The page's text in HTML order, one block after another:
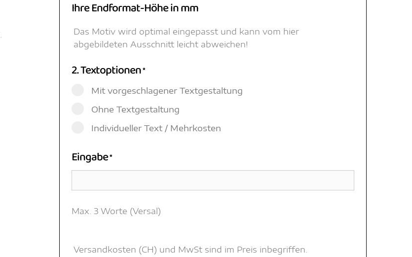
Ihre Endformat-Höhe in mm
Das Motiv wird optimal eingepasst und kann vom hier
abgebildeten Ausschnitt leicht abweichen!
2. Textoptionen*
Mit vorgeschlagener Textgestaltung
Ohne Textgestaltung
Individueller Text / Mehrkosten
Eingabe*
Max. 3 Worte (Versal)
Versandkosten (CH) und MwSt sind im Preis inbegriffen.